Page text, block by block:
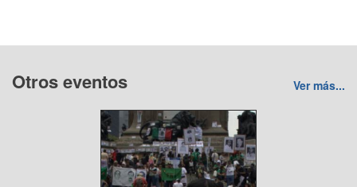
Otros eventos Ver más...